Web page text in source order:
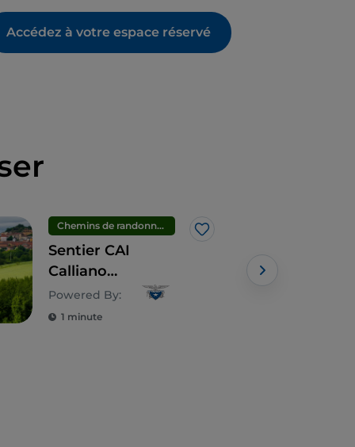
Accédez à votre espace réservé
Chemins de randonnée
J’aime
Sentier CAI
Calliano
Monferrato
Powered By:
1 minute